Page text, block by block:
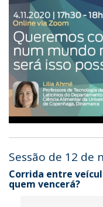
Sessão de 12 de
Corrida entre
quem vencerá?